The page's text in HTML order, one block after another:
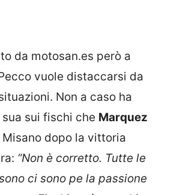
da motosan.es però a
vuole distaccarsi da
Non a caso ha
sui fischi che Marquez
dopo la vittoria
“Non è corretto. Tutte le
ci sono pe la passione